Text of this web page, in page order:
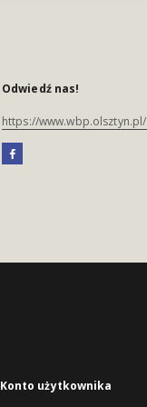
Odwiedź nas!
https://www.wbp.olsztyn.pl/
Konto użytkownika